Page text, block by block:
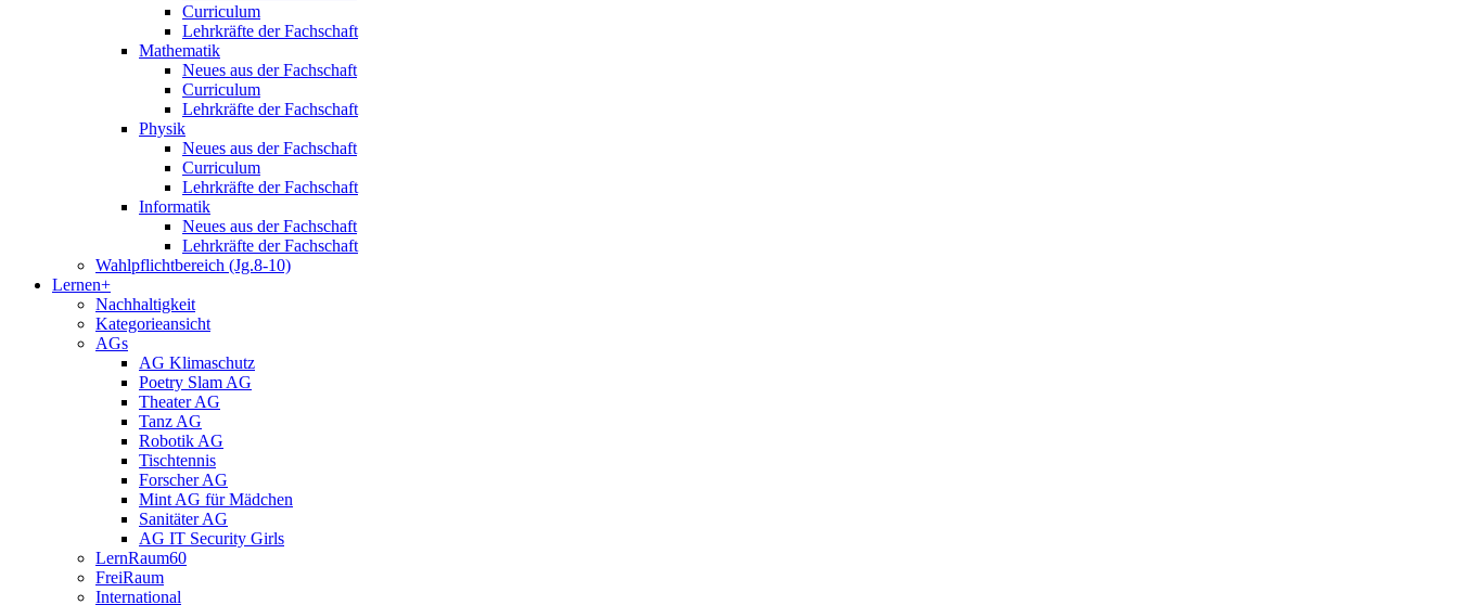
Curriculum
Lehrkräfte der Fachschaft
Mathematik
Neues aus der Fachschaft
Curriculum
Lehrkräfte der Fachschaft
Physik
Neues aus der Fachschaft
Curriculum
Lehrkräfte der Fachschaft
Informatik
Neues aus der Fachschaft
Lehrkräfte der Fachschaft
Wahlpflichtbereich (Jg.8-10)
Lernen+
Nachhaltigkeit
Kategorieansicht
AGs
AG Klimaschutz
Poetry Slam AG
Theater AG
Tanz AG
Robotik AG
Tischtennis
Forscher AG
Mint AG für Mädchen
Sanitäter AG
AG IT Security Girls
LernRaum60
FreiRaum
International